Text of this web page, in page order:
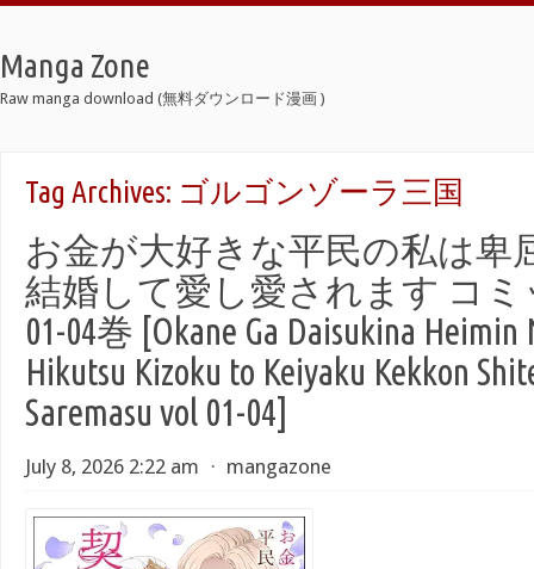
Manga Zone
Raw manga download (無料ダウンロード漫画 )
Tag Archives: ゴルゴンゾーラ三国
お金が大好きな平民の私は卑
結婚して愛し愛されます コミ
01-04巻 [Okane Ga Daisukina Heimin
Hikutsu Kizoku to Keiyaku Kekkon
Saremasu vol 01-04]
July 8, 2026 2:22 am ⋅ mangazone